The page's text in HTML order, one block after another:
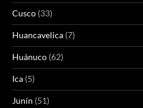
Cusco (33)
Huancavelica (7)
Huánuco (62)
Ica (5)
Junín (51)